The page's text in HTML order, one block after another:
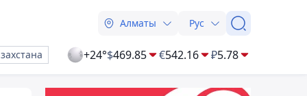
Алматы Рус
+24°$469.85 €542.16 ₽5.78